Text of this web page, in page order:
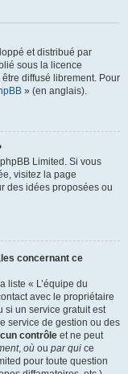
et distribué par
sous la licence
diffusé librement. Pour
» (en anglais).
Limited. Si vous
visitez la page
des idées proposées ou
concernant ce
liste « L’équipe du
avec le propriétaire
si un service gratuit est
service de gestion ou des
contrôle et ne peut
, où ou par qui ce
pour toute question